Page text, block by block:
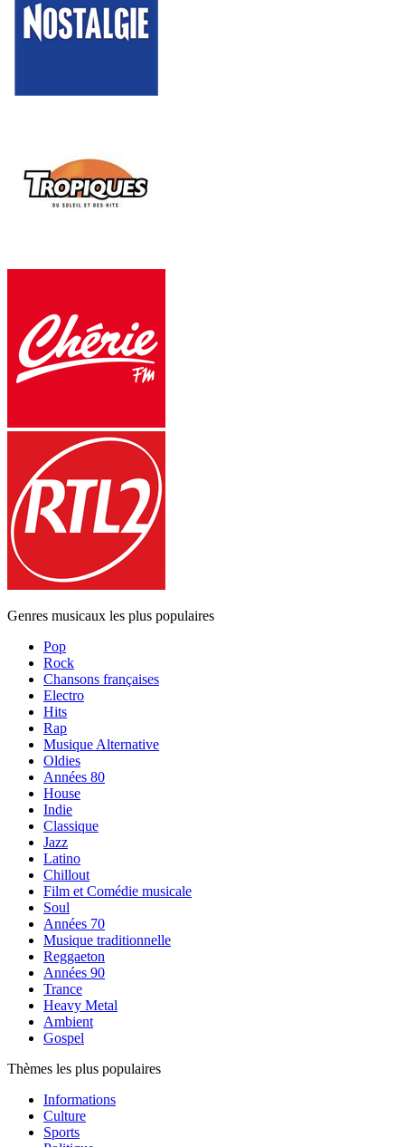
Genres musicaux les plus populaires
Pop
Rock
Chansons françaises
Electro
Hits
Rap
Musique Alternative
Oldies
Années 80
House
Indie
Classique
Jazz
Latino
Chillout
Film et Comédie musicale
Soul
Années 70
Musique traditionnelle
Reggaeton
Années 90
Trance
Heavy Metal
Ambient
Gospel
Thèmes les plus populaires
Informations
Culture
Sports